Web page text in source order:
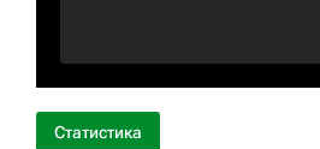
Статистика